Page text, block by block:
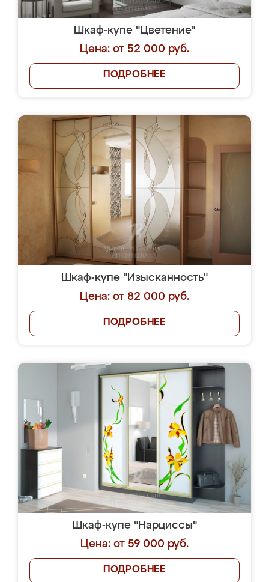
Шкаф-купе "Цветение"
Цена: от 52 000 руб.
ПОДРОБНЕЕ
Шкаф-купе "Изысканность"
Цена: от 82 000 руб.
ПОДРОБНЕЕ
Шкаф-купе "Нарциссы"
Цена: от 59 000 руб.
ПОДРОБНЕЕ